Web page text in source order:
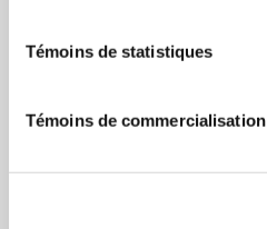
».
Témoins de statistiques
Témoins de commercialisation